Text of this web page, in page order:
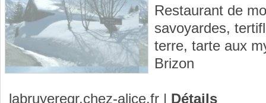
Restaurant de
savoyardes,
terre, tarte aux
Brizon
labruyeregr.chez-alice.fr | Détails